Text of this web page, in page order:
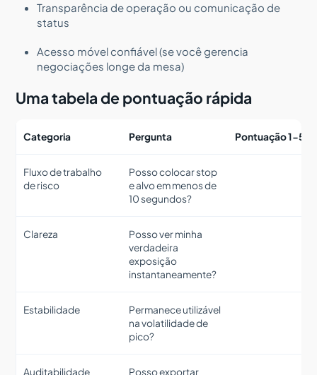
Transparência de operação ou comunicação de
status
Acesso móvel confiável (se você gerencia
negociações longe da mesa)
Uma tabela de pontuação rápida
Categoria Pergunta Pontuação 1-5
Fluxo de trabalho
de risco
Posso colocar stop
e alvo em menos de
10 segundos?
Clareza
Posso ver minha
verdadeira
exposição
instantaneamente?
Estabilidade
Permanece utilizável
na volatilidade de
pico?
Auditabilidade
Posso exportar